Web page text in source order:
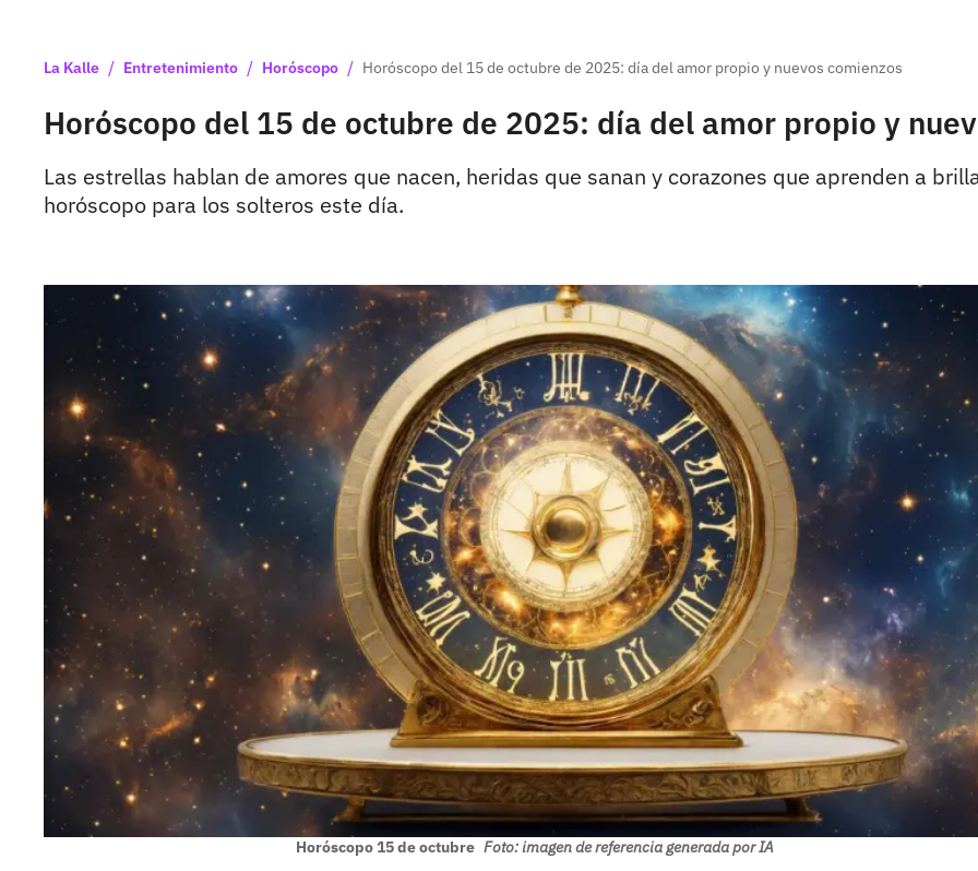
La Kalle / Entretenimiento / Horóscopo / Horóscopo del 15 de octubre de 2025: día del amor propio y nuevos comienzos
Horóscopo del 15 de octubre de 2025: día del amor propio y
Las estrellas hablan de amores que nacen, heridas que sanan y corazones que aprenden a
horóscopo para los solteros este día.
Horóscopo 15 de octubre Foto: imagen de referencia generada por IA